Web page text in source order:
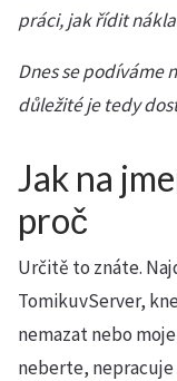
práci, jak řídit
Dnes se podíváme
důležité je tedy
Jak na
proč
Určitě to znáte.
TomikuvServer,
nemazat nebo
neberte, nepracuje